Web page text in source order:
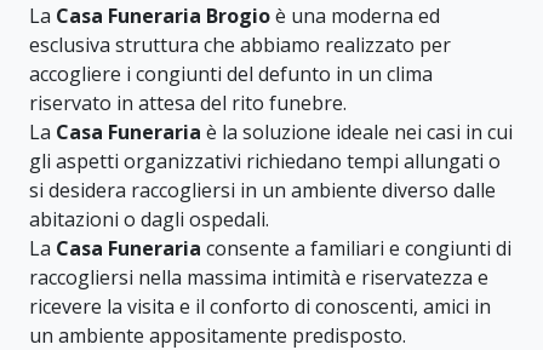
La Casa Funeraria Brogioè una moderna ed
esclusiva struttura che abbiamo realizzato per
accogliere i congiunti del defunto in un clima
riservato in attesa del rito funebre.
La Casa Funeraria è la soluzione ideale nei casi in cui
gli aspetti organizzativi richiedano tempi allungati o
si desidera raccogliersi in un ambiente diverso dalle
abitazioni o dagli ospedali.
La Casa Funeraria consente a familiari e congiunti di
raccogliersi nella massima intimità e riservatezza e
ricevere la visita e il conforto di conoscenti, amici in
un ambiente appositamente predisposto.